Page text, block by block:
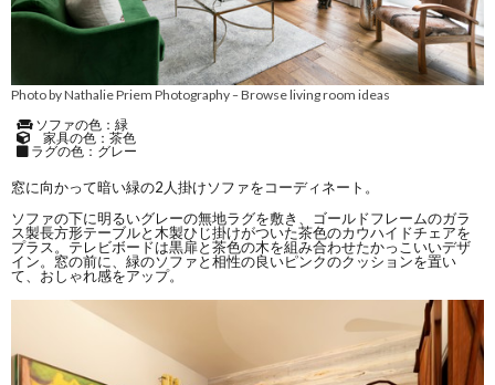
Photo by Nathalie Priem Photography–Browse living room ideas
ソファの色：緑
家具の色：茶色
ラグの色：グレー
窓に向かって暗い緑の2人掛けソファをコーディネート。
ソファの下に明るいグレーの無地ラグを敷き、ゴールドフレームのガラ
ス製長方形テーブルと木製ひじ掛けがついた茶色のカウハイドチェアを
プラス。テレビボードは黒扉と茶色の木を組み合わせたかっこいいデザ
イン。窓の前に、緑のソファと相性の良いピンクのクッションを置い
て、おしゃれ感をアップ。